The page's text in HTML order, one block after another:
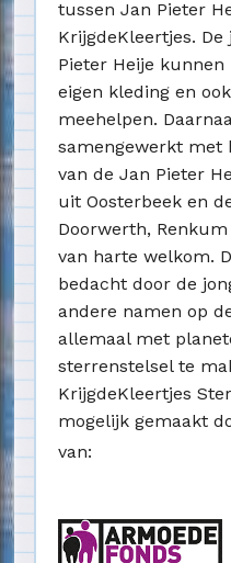
tussen Jan Pieter
KrijgdeKleertjes. De
Pieter Heije
eigen kleding en
meehelpen.
samengewerkt met
van de Jan Pieter
uit Oosterbeek en
Doorwerth,
van harte welkom.
bedacht door de
andere namen op
allemaal met
sterrenstelsel te
KrijgdeKleertjes
mogelijk gemaakt
van: